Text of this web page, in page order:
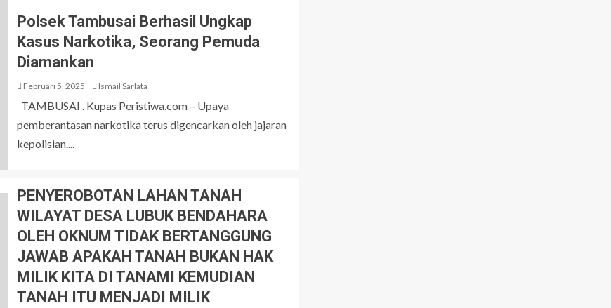
Polsek Tambusai Berhasil Ungkap
Kasus Narkotika, Seorang Pemuda
Diamankan
Februari 5, 2025 Ismail Sarlata
TAMBUSAI . Kupas Peristiwa.com – Upaya
pemberantasan narkotika terus digencarkan oleh jajaran
kepolisian....
PENYEROBOTAN LAHAN TANAH
WILAYAT DESA LUBUK BENDAHARA
OLEH OKNUM TIDAK BERTANGGUNG
JAWAB APAKAH TANAH BUKAN HAK
MILIK KITA DI TANAMI KEMUDIAN
TANAH ITU MENJADI MILIK